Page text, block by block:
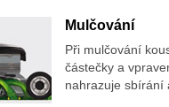
Mulčování
Při mulčování
částečky a
nahrazuje sbírání